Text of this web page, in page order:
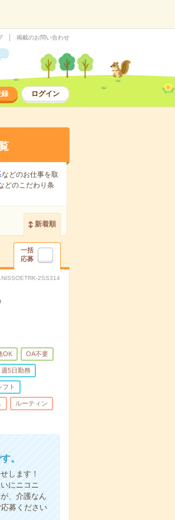
掲載のお問い合わせ
ログイン
などのお仕事を取
どのこだわり条
新着順
一括
応募
2SS314
OK OA不要
週5日勤務
フト
ルーティン
。
します！
にニコニ
、介護なん
募ください